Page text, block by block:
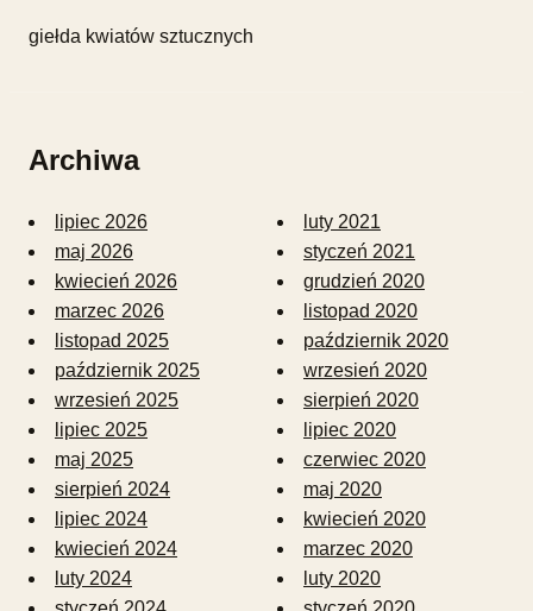
giełda kwiatów sztucznych
Archiwa
lipiec 2026
maj 2026
kwiecień 2026
marzec 2026
listopad 2025
październik 2025
wrzesień 2025
lipiec 2025
maj 2025
sierpień 2024
lipiec 2024
kwiecień 2024
luty 2024
luty 2021
styczeń 2021
grudzień 2020
listopad 2020
październik 2020
wrzesień 2020
sierpień 2020
lipiec 2020
czerwiec 2020
maj 2020
kwiecień 2020
marzec 2020
luty 2020